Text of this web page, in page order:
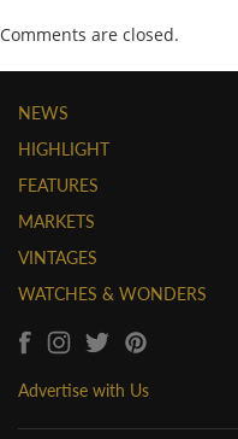
Comments are closed.
NEWS
HIGHLIGHT
FEATURES
MARKETS
VINTAGES
WATCHES & WONDERS
Advertise with Us